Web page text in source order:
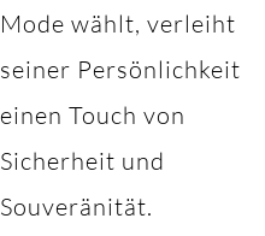
Mode wählt, verleiht
seiner Persönlichkeit
einen Touch von
Sicherheit und
Souveränität.